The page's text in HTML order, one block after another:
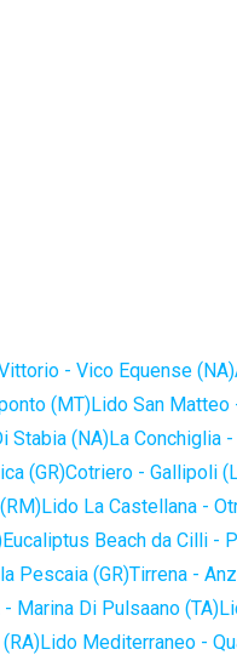
- Vico Equense (NA)
(MT)Lido San Matteo
Stabia (NA)La Conchiglia
(GR)Cotriero - Gallipoli
Lido La Castellana -
Eucaliptus Beach da Cilli -
Pescaia (GR)Tirrena -
Marina Di Pulsaano (TA)
Lido Mediterraneo -